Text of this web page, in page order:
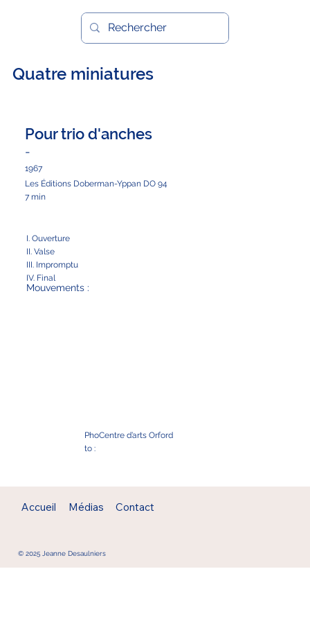
Quatre miniatures
Pour trio d'anches
-
1967
Les Éditions Doberman-Yppan DO 94
7 min
Mouvements :
I. Ouverture
II. Valse
III. Impromptu
IV. Final
Pho
to :
Centre d’arts Orford
© 2025 Jeanne Desaulniers
Accueil Médias Contact